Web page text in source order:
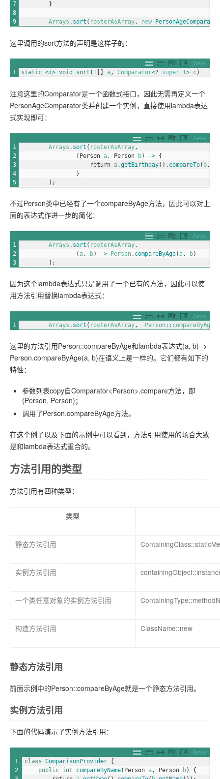
7
8
9
}
Arrays . sort ( rosterAsArray, new PersonAgeComparator
这里调用的sort方法的声明是这样子的：
Java
1
static <t> void sort (T a, Comparator<? super T> c)
注意这里的Comparator是一个函数式接口，因此无需再定义一个
PersonAgeComparator类并创建一个实例，直接使用lambda表达
式实现即可：
Java
1
2
3
4
5
Arrays . sort ( rosterAsArray ,
( Person a , Person b) -> {
return a.getBirthday( ) . compareTo( b.
}
) ;
不过Person类中已经有了一个compareByAge方法，因此可以对上
面的表达式作进一步的简化：
Java
1
2
3
Arrays . sort ( rosterAsArray ,
(a , b) -> Person. compareByAge(a , b)
) ;
因为这个lambda表达式只是调用了一个已有的方法，因此可以使
用方法引用替换lambda表达式：
Java
1
Arrays . sort ( rosterAsArray , Person:: compareByAge
这里的方法引用Person::compareByAge和lambda表达式(a, b) ->
Person.compareByAge(a, b)在语义上是一样的。它们都有如下的
特性：
参数列表copy自Comparator<Person>.compare方法，即
(Person, Person)；
调用了Person.compareByAge方法。
在这个例子以及下面的示例中可以看到，方法引用使用的场合大致
是和lambda表达式重合的。
方法引用的类型
方法引用有四种类型：
类型
静态方法引用
实例方法引用
一个类任意对象的实例方法引用
构造方法引用 ClassName::new
静态方法引用
前面示例中的Person::compareByAge就是一个静态方法引用。
实例方法引用
下面的代码演示了实例方法引用：
Java
1
2
class ComparisonProvider {
public int compareByName( Person a , Person b)
{